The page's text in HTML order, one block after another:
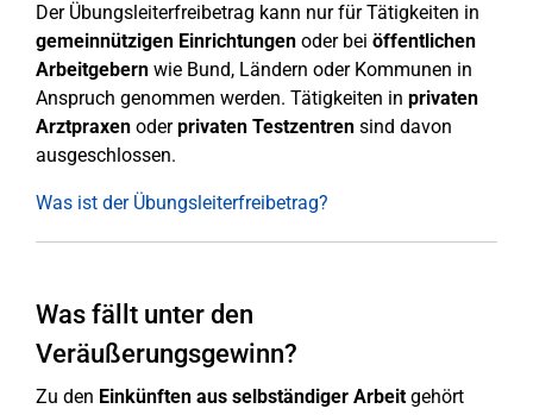
Der Übungsleiterfreibetrag kann nur für Tätigkeiten in
gemeinnützigen Einrichtungen oder bei öffentlichen
Arbeitgebern wie Bund, Ländern oder Kommunen in
Anspruch genommen werden. Tätigkeiten in privaten
Arztpraxen oderprivaten Testzentren sind davon
ausgeschlossen.
Was ist der Übungsleiterfreibetrag?
Was fällt unter den
Veräußerungsgewinn?
Zu den Einkünften aus selbständiger Arbeitgehört